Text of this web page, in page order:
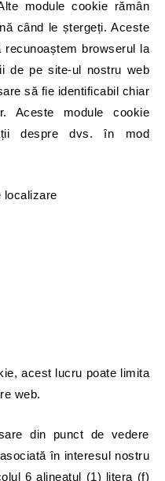
module cookie rămân
când le ștergeți. Aceste
browserul la
de pe site-ul nostru web
să fie identificabil chiar
Aceste module cookie
despre dvs. în mod
localizare
acest lucru poate limita
web.
din punct de vedere
în interesul nostru
6 alineatul (1) litera (f)